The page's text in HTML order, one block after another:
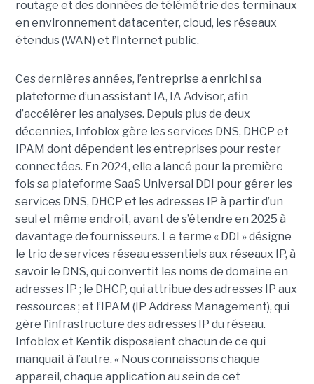
routage et des données de télémétrie des terminaux
en environnement datacenter, cloud, les réseaux
étendus (WAN) et l’Internet public.
Ces dernières années, l’entreprise a enrichi sa
plateforme d’un assistant IA, IA Advisor, afin
d’accélérer les analyses. Depuis plus de deux
décennies, Infoblox gère les services DNS, DHCP et
IPAM dont dépendent les entreprises pour rester
connectées. En 2024, elle a lancé pour la première
fois sa plateforme SaaS Universal DDI pour gérer les
services DNS, DHCP et les adresses IP à partir d’un
seul et même endroit, avant de s’étendre en 2025 à
davantage de fournisseurs. Le terme « DDI » désigne
le trio de services réseau essentiels aux réseaux IP, à
savoir le DNS, qui convertit les noms de domaine en
adresses IP ; le DHCP, qui attribue des adresses IP aux
ressources ; et l’IPAM (IP Address Management), qui
gère l’infrastructure des adresses IP du réseau.
Infoblox et Kentik disposaient chacun de ce qui
manquait à l’autre. « Nous connaissons chaque
appareil, chaque application au sein de cet